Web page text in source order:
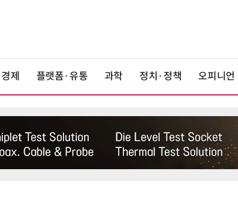
경제 플랫폼·유통 과학 정치·정책 오피니언